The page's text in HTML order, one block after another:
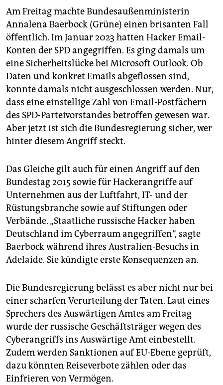
Am Freitag machte Bundesaußenministerin
Annalena Baerbock (Grüne) einen brisanten Fall
öffentlich. Im Januar 2023 hatten Hacker Email-
Konten der SPD angegriffen. Es ging damals um
eine Sicherheitslücke bei Microsoft Outlook. Ob
Daten und konkret Emails abgeflossen sind,
konnte damals nicht ausgeschlossen werden. Nur,
dass eine einstellige Zahl von Email-Postfächern
des SPD-Parteivorstandes betroffen gewesen war.
Aber jetzt ist sich die Bundesregierung sicher, wer
hinter diesem Angriff steckt.
Das Gleiche gilt auch für einen Angriff auf den
Bundestag 2015 sowie für Hackerangriffe auf
Unternehmen aus der Luftfahrt, IT- und der
Rüstungsbranche sowie auf Stiftungen oder
Verbände. „Staatliche russische Hacker haben
Deutschland im Cyberraum angegriffen“, sagte
Baerbock während ihres Australien-Besuchs in
Adelaide. Sie kündigte erste Konsequenzen an.
Die Bundesregierung belässt es aber nicht nur bei
einer scharfen Verurteilung der Taten. Laut eines
Sprechers des Auswärtigen Amtes am Freitag
wurde der russische Geschäftsträger wegen des
Cyberangriffs ins Auswärtige Amt einbestellt.
Zudem werden Sanktionen auf EU-Ebene geprüft,
dazu könnten Reiseverbote zählen oder das
Einfrieren von Vermögen.